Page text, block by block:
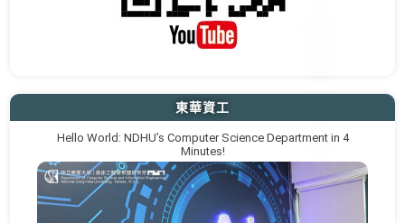
東華資工
Hello World: NDHU’s Computer Science Department in 4
Minutes!